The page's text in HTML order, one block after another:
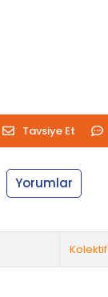
Tavsiye Et
Yorumlar
Kolektif